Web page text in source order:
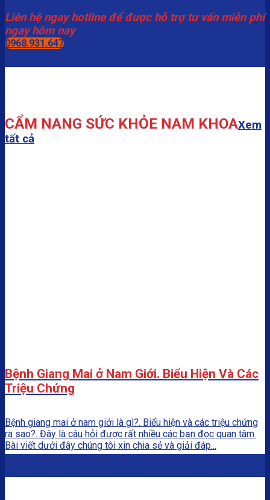
Liên hệ ngay hotline để được hỗ trợ tư vấn miễn phí
ngay hôm nay
0968.931.647
CẨM NANG SỨC KHỎE NAM KHOAXem
tất cả
Bệnh Giang Mai ở Nam Giới. Biểu Hiện Và Các
Triệu Chứng
Bệnh giang mai ở nam giới là gì?. Biểu hiện và các triệu chứng
ra sao?. Đây là câu hỏi được rất nhiều các bạn đọc quan tâm.
Bài viết dưới đây chúng tôi xin chia sẻ và giải đáp...